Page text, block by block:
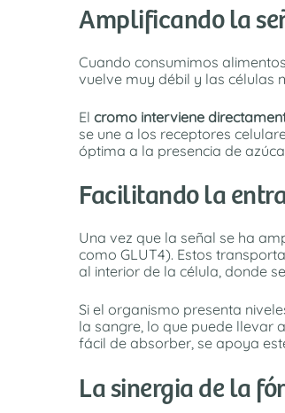
Amplificando la
Cuando consumimos
vuelve muy débil y las células
El cromo interviene
se une a los receptores
óptima a la presencia de
Facilitando la
Una vez que la señal se ha
como GLUT4). Estos
al interior de la célula, donde
Si el organismo presenta
la sangre, lo que puede llevar
fácil de absorber, se apoya
La sinergia de la